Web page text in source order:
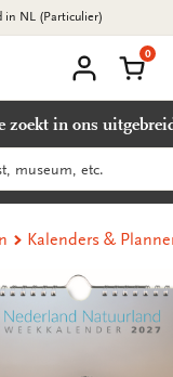
in NL (Particulier)
account
0
zoekt in ons
Kalenders &